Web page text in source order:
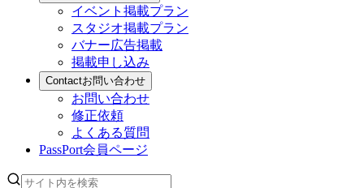
イベント掲載プラン
スタジオ掲載プラン
バナー広告掲載
掲載申し込み
Contactお問い合わせ
お問い合わせ
修正依頼
よくある質問
PassPort会員ページ